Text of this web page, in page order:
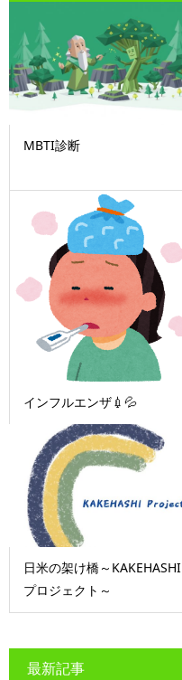
MBTI診断
インフルエンザ💉💦
日米の架け橋～KAKEHASHI
プロジェクト～
最新記事